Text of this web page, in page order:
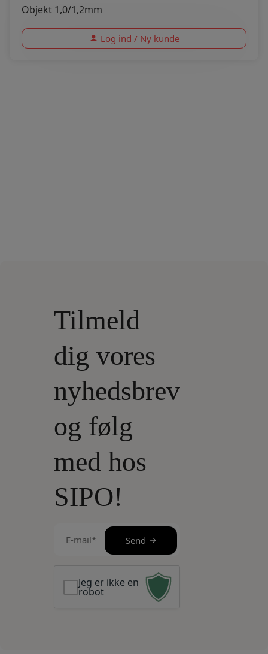
Objekt 1,0/1,2mm
Log ind / Ny kunde
Tilmeld
dig vores
nyhedsbrev
og følg
med hos
SIPO!
mail
Jeg er ikke en
robot
Send